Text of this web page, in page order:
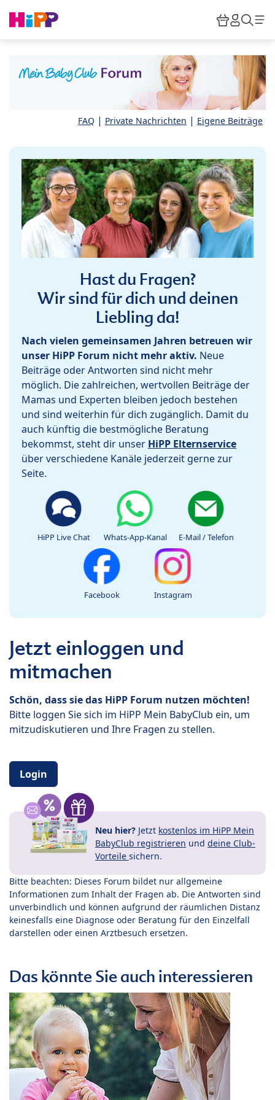
HiPP
FAQ | Private Nachrichten | Eigene Beiträge
Hast du Fragen?
Wir sind für dich und deinen
Liebling da!
Nach vielen gemeinsamen Jahren betreuen wir
unser HiPP Forum nicht mehr aktiv. Neue
Beiträge oder Antworten sind nicht mehr
möglich. Die zahlreichen, wertvollen Beiträge der
Mamas und Experten bleiben jedoch bestehen
und sind weiterhin für dich zugänglich. Damit du
auch künftig die bestmögliche Beratung
bekommst, steht dir unser HiPP Elternservice
über verschiedene Kanäle jederzeit gerne zur
Seite.
HiPP Live Chat Whats-App-Kanal E-Mail / Telefon
Facebook Instagram
Jetzt einloggen und
mitmachen
Schön, dass sie das HiPP Forum nutzen möchten!
Bitte loggen Sie sich im HiPP Mein BabyClub ein, um
mitzudiskutieren und Ihre Fragen zu stellen.
Login
Neu hier? Jetzt kostenlos im HiPP Mein
BabyClub registrieren und deine Club-
Vorteile sichern.
Bitte beachten: Dieses Forum bildet nur allgemeine
Informationen zum Inhalt der Fragen ab. Die Antworten sind
unverbindlich und können aufgrund der räumlichen Distanz
keinesfalls eine Diagnose oder Beratung für den Einzelfall
darstellen oder einen Arztbesuch ersetzen.
Das könnte Sie auch interessieren